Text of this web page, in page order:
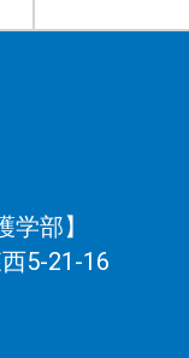
部】
5-21-16